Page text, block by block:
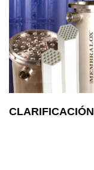
CLARIFICACIÓN